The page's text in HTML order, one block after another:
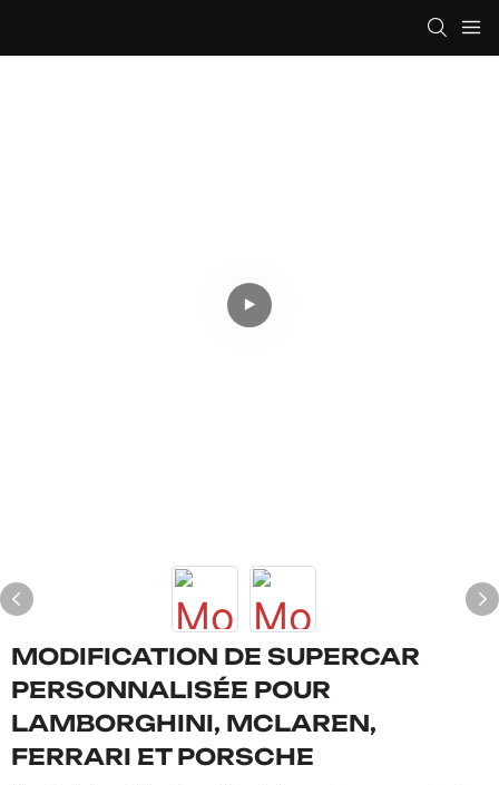
MODIFICATION DE SUPERCAR
PERSONNALISÉE POUR
LAMBORGHINI, MCLAREN,
FERRARI ET PORSCHE